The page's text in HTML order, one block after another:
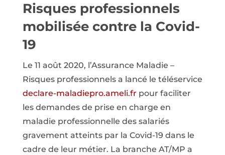
Risques professionnels
mobilisée contre la Covid-
19
Le 11 août 2020, l’Assurance Maladie –
Risques professionnels a lancé le téléservice
declare-maladiepro.ameli.fr pour faciliter
les demandes de prise en charge en
maladie professionnelle des salariés
gravement atteints par la Covid-19 dans le
cadre de leur métier. La branche AT/MP a